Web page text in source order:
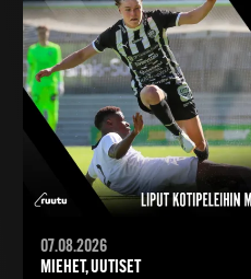
07.08.2026
MIEHET, UUTISET